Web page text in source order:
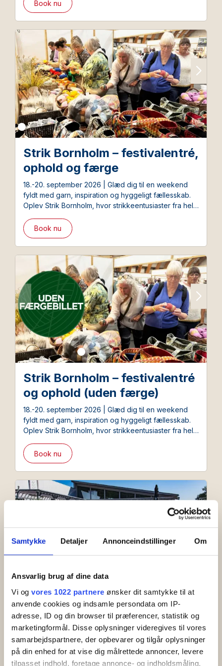
Samtykke Detaljer Annonceindstillinger Om
Ansvarlig brug af dine data
Vi og vores 1022 partnere ønsker dit samtykke til at
anvende cookies og indsamle persondata om IP-
adresse, ID og din browser til præferencer, statistik og
marketingformål. Disse oplysninger videregives til vores
samarbejdspartnere, der opbevarer og tilgår oplysninger
på din enhed for at vise dig målrettede annoncer, levere
tilpasset indhold, foretage annonce- og indholdsmåling,
Book nu
Strik Bornholm – festivalentré,
ophold og færge
18.-20. september 2026 | Glæd dig til en weekend
fyldt med garn, inspiration og hyggeligt fællesskab.
Oplev Strik Bornholm, hvor strikkeentusiaster fra hele
overnatning og færgebillet med i pakken.
Book nu
Strik Bornholm – festivalentré
og ophold (uden færge)
18.-20. september 2026 | Glæd dig til en weekend
fyldt med garn, inspiration og hyggeligt fællesskab.
Oplev Strik Bornholm, hvor strikkeentusiaster fra hele
overnatning og festivalentré med i pakken.
Book nu
Bornholm all-inclusive
Hotel Abildgaard er et af Bornholms mest populære
feriesteder, smukt beliggende i Sandkås på
Nordbornholm. Nyd en ferie med morgenmad og
aftenbuffet inkl. drikkevarer, afslapning ved den
opvarmede pool og nem adgang til stranden.
Book nu